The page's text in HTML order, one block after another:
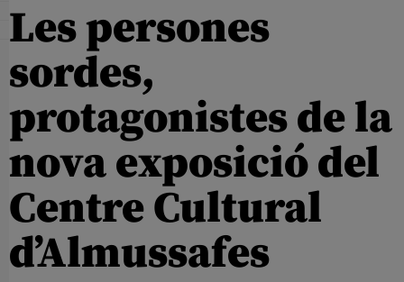
Les persones
sordes,
protagonistes de la
nova exposició del
Centre Cultural
d’Almussafes